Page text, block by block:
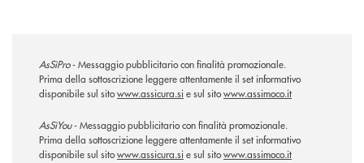
AsSìPro- Messaggio pubblicitario con finalità promozionale.
Prima della sottoscrizione leggere attentamente il set informativo
disponibile sul sitowww.assicura.sie sul sitowww.assimoco.it
AsSìYou- Messaggio pubblicitario con finalità promozionale.
Prima della sottoscrizione leggere attentamente il set informativo
disponibile sul sitowww.assicura.sie sul sitowww.assimoco.it